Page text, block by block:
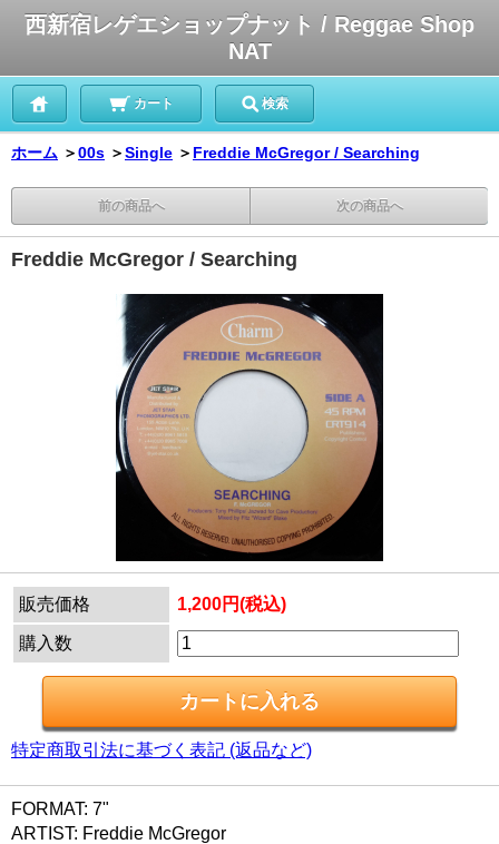
西新宿レゲエショップナット / Reggae Shop
NAT
カート 検索
ホーム ＞00s ＞Single ＞ Freddie McGregor / Searching
前の商品へ 次の商品へ
Freddie McGregor / Searching
販売価格 1,200円(税込)
購入数
特定商取引法に基づく表記 (返品など)
FORMAT: 7"
ARTIST: Freddie McGregor